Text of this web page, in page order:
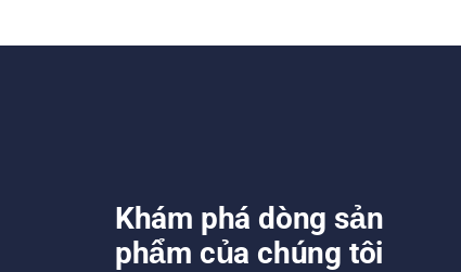
Khám phá dòng sản
phẩm của chúng tôi